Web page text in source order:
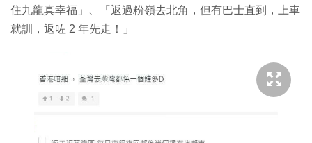
住九龍真幸福」、「返過粉嶺去北角，但有巴士直到，上車
就訓，返咗 2 年先走！」